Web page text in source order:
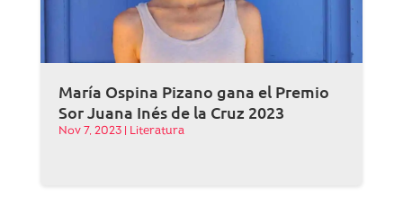
María Ospina Pizano gana el Premio
Sor Juana Inés de la Cruz 2023
Nov 7, 2023| Literatura